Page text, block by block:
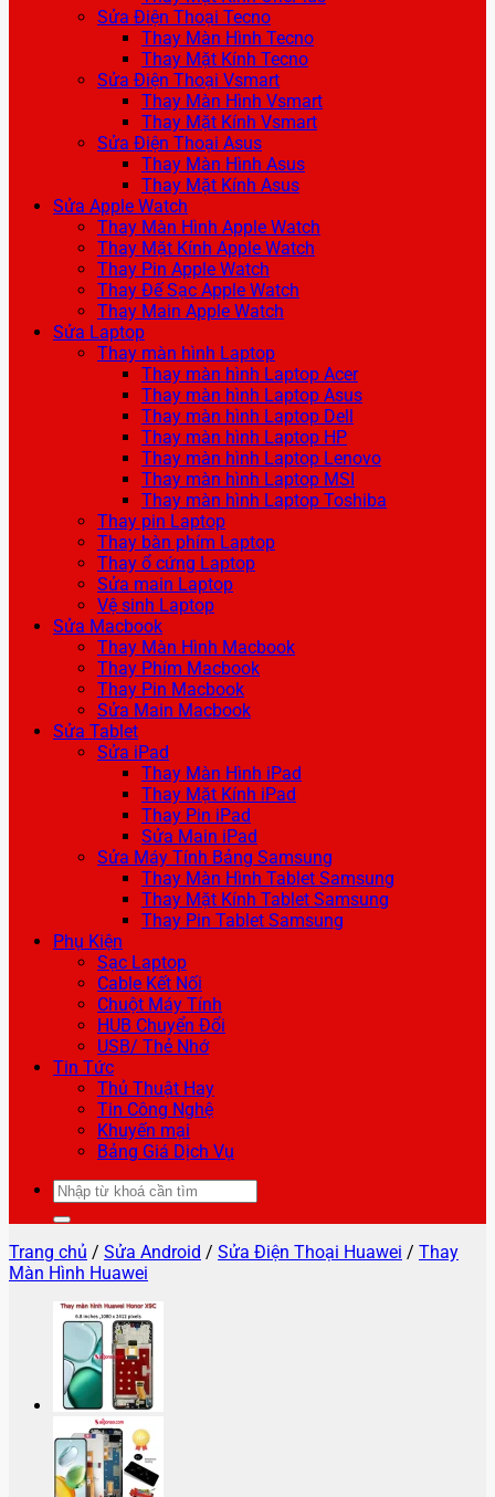
Sửa Điện Thoại Tecno
Thay Màn Hình Tecno
Thay Mặt Kính Tecno
Sửa Điện Thoại Vsmart
Thay Màn Hình Vsmart
Thay Mặt Kính Vsmart
Sửa Điện Thoại Asus
Thay Màn Hình Asus
Thay Mặt Kính Asus
Sửa Apple Watch
Thay Màn Hình Apple Watch
Thay Mặt Kính Apple Watch
Thay Pin Apple Watch
Thay Đế Sạc Apple Watch
Thay Main Apple Watch
Sửa Laptop
Thay màn hình Laptop
Thay màn hình Laptop Acer
Thay màn hình Laptop Asus
Thay màn hình Laptop Dell
Thay màn hình Laptop HP
Thay màn hình Laptop Lenovo
Thay màn hình Laptop MSI
Thay màn hình Laptop Toshiba
Thay pin Laptop
Thay bàn phím Laptop
Thay ổ cứng Laptop
Sửa main Laptop
Vệ sinh Laptop
Sửa Macbook
Thay Màn Hình Macbook
Thay Phím Macbook
Thay Pin Macbook
Sửa Main Macbook
Sửa Tablet
Sửa iPad
Thay Màn Hình iPad
Thay Mặt Kính iPad
Thay Pin iPad
Sửa Main iPad
Sửa Máy Tính Bảng Samsung
Thay Màn Hình Tablet Samsung
Thay Mặt Kính Tablet Samsung
Thay Pin Tablet Samsung
Phụ Kiện
Sạc Laptop
Cable Kết Nối
Chuột Máy Tính
HUB Chuyển Đổi
USB/ Thẻ Nhớ
Tin Tức
Thủ Thuật Hay
Tin Công Nghệ
Khuyến mại
Bảng Giá Dịch Vụ
Tìm
kiếm:
Trang chủ / Sửa Android / Sửa Điện Thoại Huawei / Thay
Màn Hình Huawei